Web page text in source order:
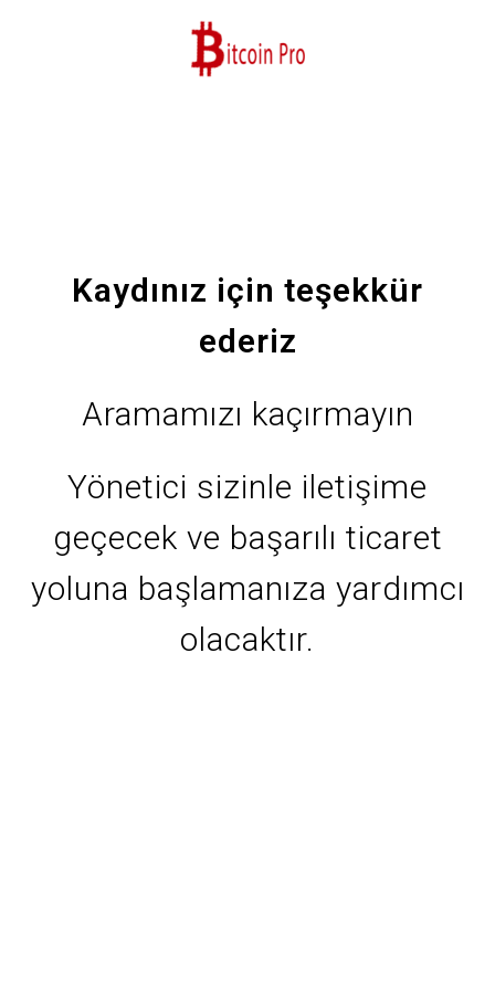
Kaydınız için teşekkür
ederiz
Aramamızı kaçırmayın
Yönetici sizinle iletişime
geçecek ve başarılı ticaret
yoluna başlamanıza yardımcı
olacaktır.